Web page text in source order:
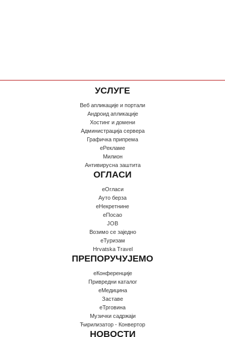
УСЛУГЕ
Веб апликације и портали
Андроид апликације
Хостинг и домени
Администрација сервера
Графичка припрема
еРекламе
Милион
Антивирусна заштита
ОГЛАСИ
еОгласи
Ауто берза
еНекретнине
еПосао
JOB
Возимо се заједно
еТуризам
Hrvatska Travel
ПРЕПОРУЧУЈЕМО
еКонференције
Привредни каталог
еМедицина
Заставе
еТрговина
Музички садржаји
Ћирилизатор - Конвертор
НОВОСТИ